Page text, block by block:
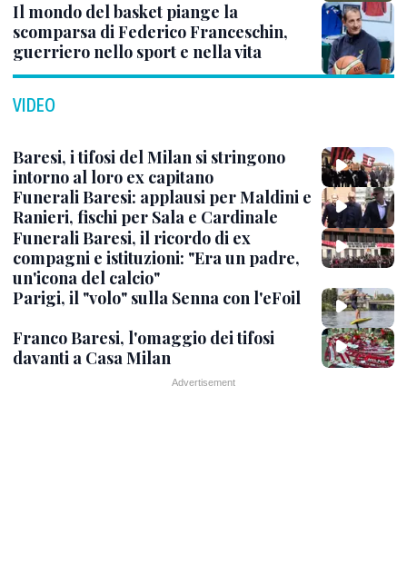
Il mondo del basket piange la
scomparsa di Federico Franceschin,
guerriero nello sport e nella vita
VIDEO
Baresi, i tifosi del Milan si stringono
intorno al loro ex capitano
Funerali Baresi: applausi per Maldini e
Ranieri, fischi per Sala e Cardinale
Funerali Baresi, il ricordo di ex
compagni e istituzioni: "Era un padre,
un'icona del calcio"
Parigi, il "volo" sulla Senna con l'eFoil
Franco Baresi, l'omaggio dei tifosi
davanti a Casa Milan